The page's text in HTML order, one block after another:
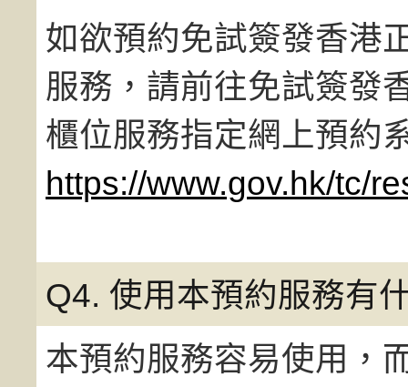
如欲預約免試簽發香港
服務，請前往免試簽發
櫃位服務指定網上預約
https://www.gov.hk/tc/
Q4. 使用本預約服務有
本預約服務容易使用，